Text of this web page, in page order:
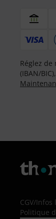
Réglez
(IBAN/
CGV/Infos
Politique